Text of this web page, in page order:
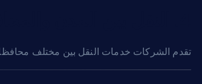
تقدم الشركات خدمات النقل بين مختلف